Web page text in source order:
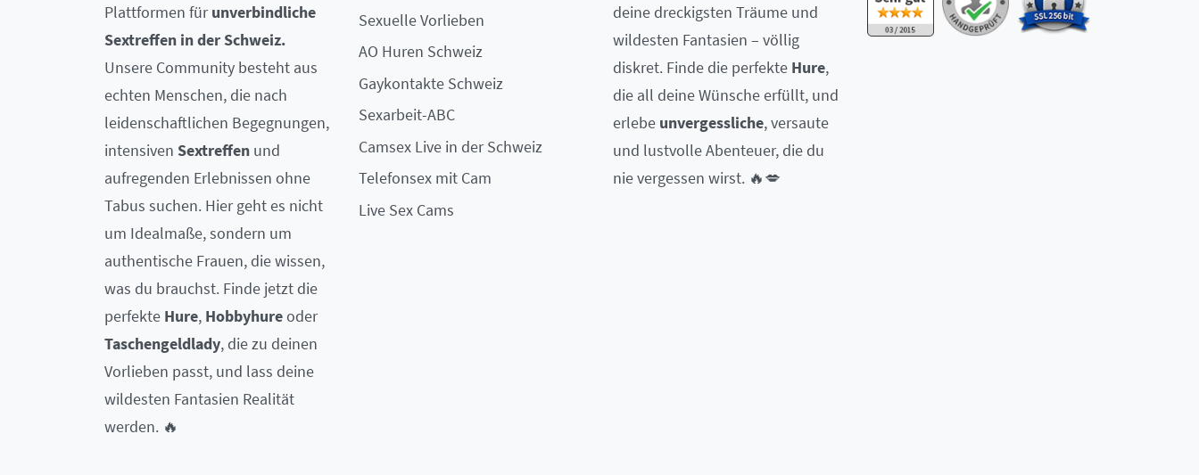
Plattformen fürunverbindliche
Sextreffen in der Schweiz.
Unsere Community besteht aus
echten Menschen, die nach
leidenschaftlichen Begegnungen,
intensiven Sextreffen und
aufregenden Erlebnissen ohne
Tabus suchen. Hier geht es nicht
um Idealmaße, sondern um
authentische Frauen, die wissen,
was du brauchst. Finde jetzt die
perfekte Hure, Hobbyhureoder
Taschengeldlady, die zu deinen
Vorlieben passt, und lass deine
wildesten Fantasien Realität
werden. 🔥
Sexuelle Vorlieben
AO Huren Schweiz
Gaykontakte Schweiz
Sexarbeit-ABC
Camsex Live in der Schweiz
Telefonsex mit Cam
Live Sex Cams
deine dreckigsten Träume und
wildesten Fantasien – völlig
diskret. Finde die perfekte Hure,
die all deine Wünsche erfüllt, und
erlebe unvergessliche, versaute
und lustvolle Abenteuer, die du
nie vergessen wirst. 🔥💋